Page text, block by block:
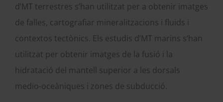
d’MT terrestres s’han utilitzat per a obtenir imatges
de falles, cartografiar mineralitzacions i fluids i
contextos tectònics. Els estudis d’MT marins s’han
utilitzat per obtenir imatges de la fusió i la
hidratació del mantell superior a les dorsals
medio-oceàniques i zones de subducció.